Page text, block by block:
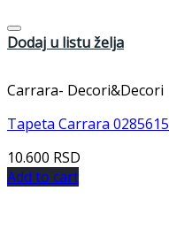
Dodaj u listu želja
Carrara- Decori&Decori
Tapeta Carrara 0285615
10.600 RSD
Add to cart